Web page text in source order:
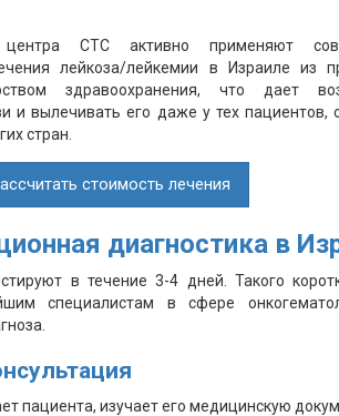
СТС активно применяют
лейкоза/лейкемии в Израиле из
здравоохранения, что дает
и вылечивать его даже у тех пациентов,
стран.
стоимость лечения
диагностика в
в течение 3-4 дней. Такого
специалистам в сфере
пациента, изучает его медицинскую